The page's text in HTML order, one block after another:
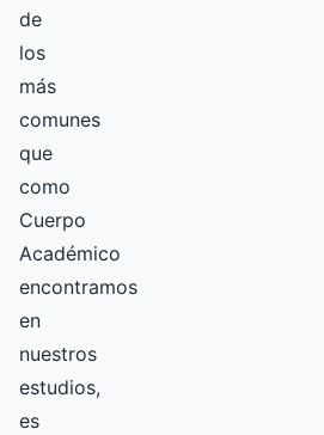
de
los
más
comunes
que
como
Cuerpo
Académico
encontramos
en
nuestros
estudios,
es